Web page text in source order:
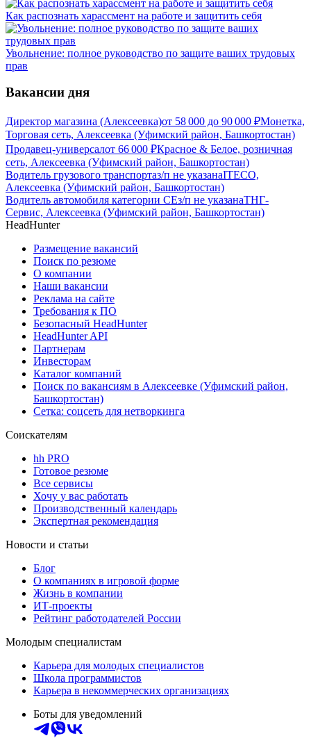
Как распознать харассмент на работе и защитить себя
Увольнение: полное руководство по защите ваших трудовых
прав
Вакансии дня
Директор магазина (Алексеевка)от 58 000 до 90 000 ₽Монетка,
Торговая сеть, Алексеевка (Уфимский район, Башкортостан)
Продавец-универсалот 66 000 ₽Красное & Белое, розничная
сеть, Алексеевка (Уфимский район, Башкортостан)
Водитель грузового транспортаз/п не указанаITECO,
Алексеевка (Уфимский район, Башкортостан)
Водитель автомобиля категории CЕз/п не указанаТНГ-
Сервис, Алексеевка (Уфимский район, Башкортостан)
HeadHunter
Размещение вакансий
Поиск по резюме
О компании
Наши вакансии
Реклама на сайте
Требования к ПО
Безопасный HeadHunter
HeadHunter API
Партнерам
Инвесторам
Каталог компаний
Поиск по вакансиям в Алексеевке (Уфимский район,
Башкортостан)
Сетка: соцсеть для нетворкинга
Соискателям
hh PRO
Готовое резюме
Все сервисы
Хочу у вас работать
Производственный календарь
Экспертная рекомендация
Новости и статьи
Блог
О компаниях в игровой форме
Жизнь в компании
ИТ-проекты
Рейтинг работодателей России
Молодым специалистам
Карьера для молодых специалистов
Школа программистов
Карьера в некоммерческих организациях
Боты для уведомлений